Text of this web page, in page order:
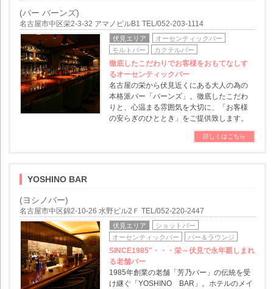
(バー バーンズ)
名古屋市中区栄2-3-32 アマノビルB1 TEL/052-203-1114
伏見エリア
オーセンティックバー
モルトバー
カクテルバー
徹底したこだわりでお客様をおもてなしす
るオーセンティックバー
名古屋の栄から伏見近くにある大人の為の
本格派バー「バーンズ」。徹底したこだわ
りと、心温まる雰囲気を大切に、「お客様
の安らぎのひととき」をご提供致します。
詳しくはこちら
YOSHINO BAR
(ヨシノバー)
名古屋市中区錦2-10-26 水野ビル2Ｆ TEL/052-220-2447
伏見エリア
ショットバー
オーセンティックバー
バー＆ラウンジ
SINCE1985"・・・栄～伏見で永年親しまれ
る老舗バー
1985年創業の老舗「芳乃バー」の伝統を受
け継ぐ「YOSHINO BAR」。ホテルのメイ